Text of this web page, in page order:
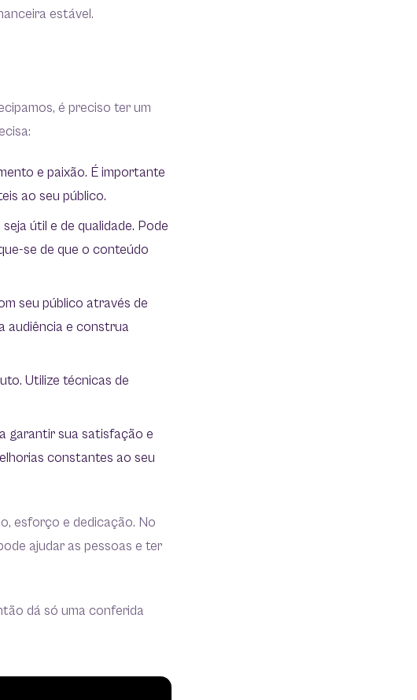
estável.
é preciso ter um
e paixão. É importante
ao seu público.
útil e de qualidade. Pode
se de que o conteúdo
seu público através de
audiência e construa
Utilize técnicas de
garantir sua satisfação e
constantes ao seu
esforço e dedicação. No
ajudar as pessoas e ter
dá só uma conferida